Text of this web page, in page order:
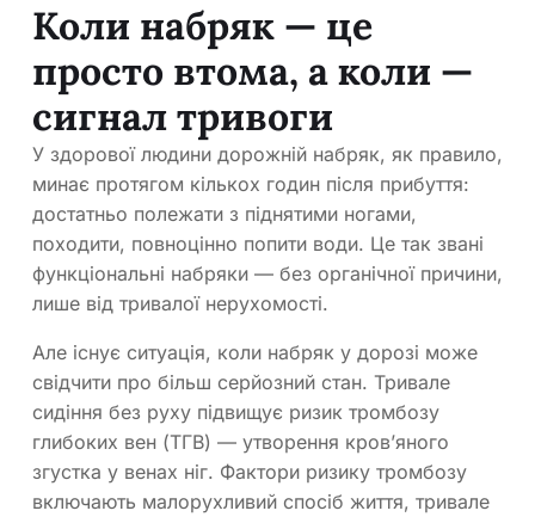
Коли набряк — це
просто втома, а коли —
сигнал тривоги
У здорової людини дорожній набряк, як правило,
минає протягом кількох годин після прибуття:
достатньо полежати з піднятими ногами,
походити, повноцінно попити води. Це так звані
функціональні набряки — без органічної причини,
лише від тривалої нерухомості.
Але існує ситуація, коли набряк у дорозі може
свідчити про більш серйозний стан. Тривале
сидіння без руху підвищує ризик тромбозу
глибоких вен (ТГВ) — утворення кров’яного
згустка у венах ніг. Фактори ризику тромбозу
включають малорухливий спосіб життя, тривале